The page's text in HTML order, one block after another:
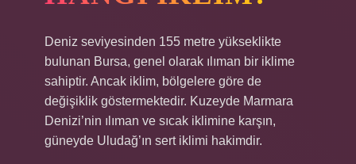
Deniz seviyesinden 155 metre yükseklikte
bulunan Bursa, genel olarak ılıman bir iklime
sahiptir. Ancak iklim, bölgelere göre de
değişiklik göstermektedir. Kuzeyde Marmara
Denizi’nin ılıman ve sıcak iklimine karşın,
güneyde Uludağ’ın sert iklimi hakimdir.